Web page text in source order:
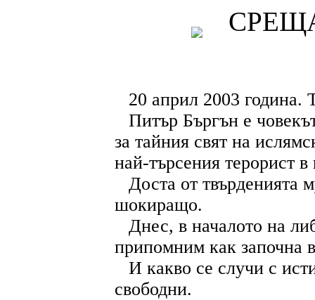
20 април 2003 година.
Питър Бъргън е
за тайния свят на
най-търсения терорист
Доста от твърденията
шокиращо.
Днес, в началото на
припомним как започна
И какво се случи с
свободни.